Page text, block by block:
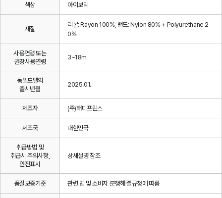
색상 아이보리
재질
리본: Rayon 100%, 밴드: Nylon 80% + Polyurethane 2
0%
사용연령 또는
권장사용연령
3~18m
동일모델의
출시년월
2025.01.
제조자 (주)해피프린스
제조국 대한민국
취급방법 및
취급시 주의사항,
안전표시
상세설명 참조
품질보증기준 관련 법 및 소비자 분쟁해결 규정에 따름